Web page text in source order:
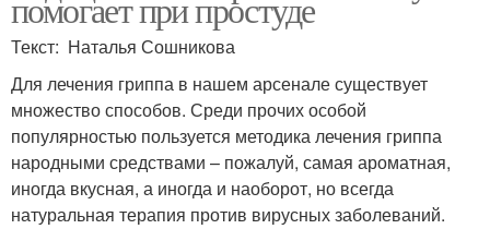
помогает при простуде
Текст: Наталья Сошникова
Для лечения гриппа в нашем арсенале существует
множество способов. Среди прочих особой
популярностью пользуется методика лечения гриппа
народными средствами – пожалуй, самая ароматная,
иногда вкусная, а иногда и наоборот, но всегда
натуральная терапия против вирусных заболеваний.